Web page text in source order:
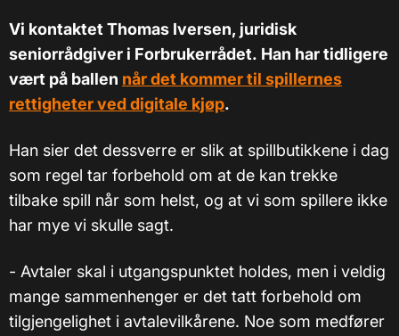
Vi kontaktet Thomas Iversen, juridisk
seniorrådgiver i Forbrukerrådet. Han har tidligere
vært på ballen når det kommer til spillernes
rettigheter ved digitale kjøp.
Han sier det dessverre er slik at spillbutikkene i dag
som regel tar forbehold om at de kan trekke
tilbake spill når som helst, og at vi som spillere ikke
har mye vi skulle sagt.
- Avtaler skal i utgangspunktet holdes, men i veldig
mange sammenhenger er det tatt forbehold om
tilgjengelighet i avtalevilkårene. Noe som medfører